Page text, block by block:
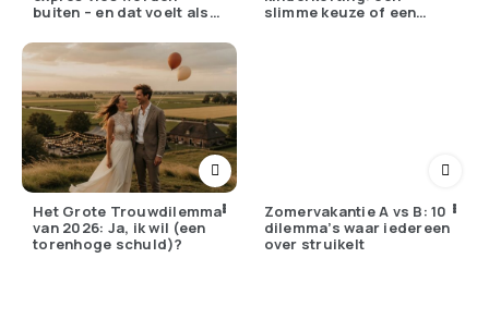
buiten – en dat voelt als
slimme keuze of een
Het Grote Trouwdilemma
van 2026: Ja, ik wil (een
torenhoge schuld)?
Zomervakantie A vs B: 10
dilemma’s waar iedereen
over struikelt